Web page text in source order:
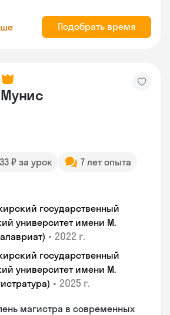
Подобрать время
Мунис
₽ за урок
7 лет опыта
государственный
университет имени М.
• 2022 г.
государственный
университет имени М.
• 2025 г.
магистра в современных